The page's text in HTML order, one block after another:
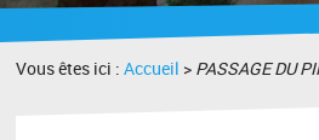
Vous êtes ici :Accueil > PASSAGE DU